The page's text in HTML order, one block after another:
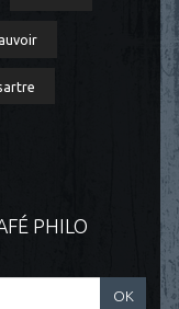
PHILO